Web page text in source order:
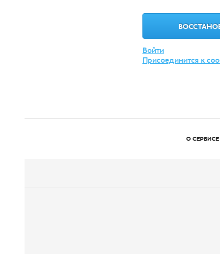
Войти
Присоединится к
О СЕРВИСЕ